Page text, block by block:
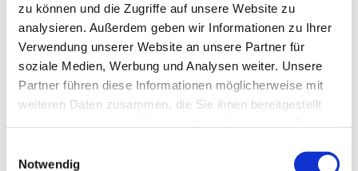
zu können und die Zugriffe auf unsere Website zu
analysieren. Außerdem geben wir Informationen zu Ihrer
Verwendung unserer Website an unsere Partner für
soziale Medien, Werbung und Analysen weiter. Unsere
Partner führen diese Informationen möglicherweise mit
weiteren Daten zusammen, die Sie ihnen bereitgestellt
Notwendig